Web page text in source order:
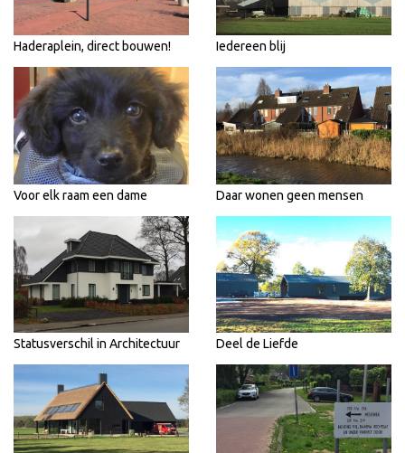
Haderaplein, direct bouwen! Iedereen blij
Voor elk raam een dame Daar wonen geen mensen
Statusverschil in Architectuur Deel de Liefde